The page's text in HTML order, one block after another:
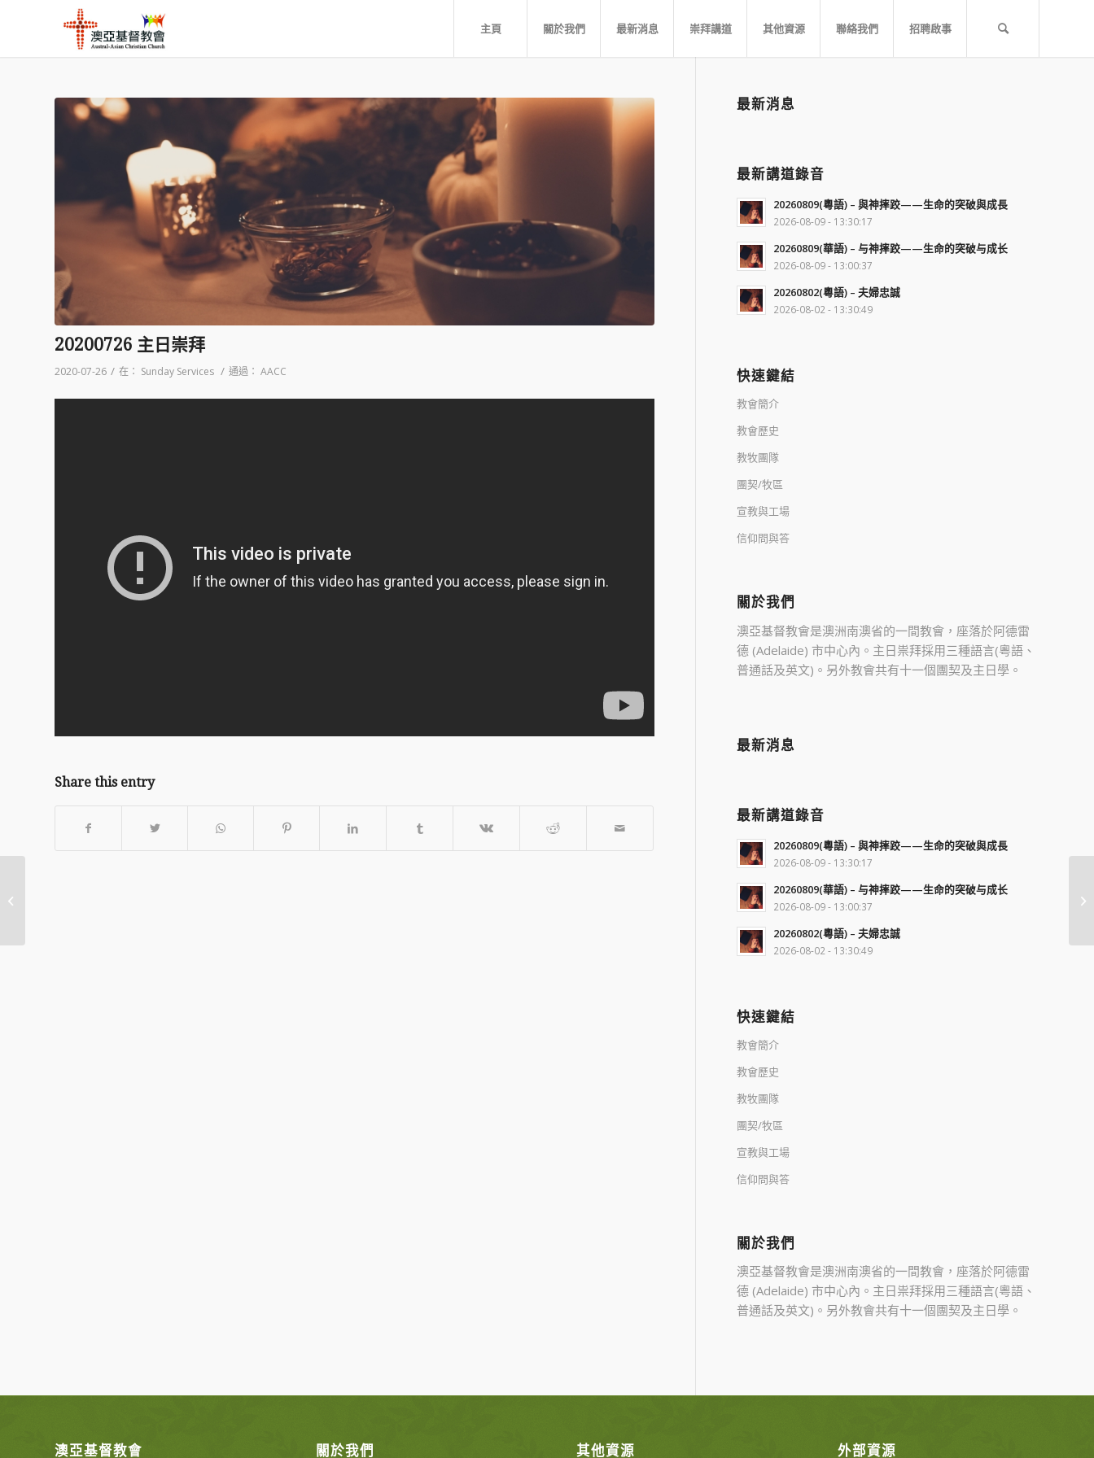
主頁 關於我們 最新消息 崇拜講道 其他資源 聯絡我們 招聘啟事
20200726 主日崇拜
2020-07-26 / 在： Sunday Services / 通過： AACC
Share this entry
最新消息
最新講道錄音
20260809(粵語) – 與神摔跤——生命的突破與成長
2026-08-09 - 13:30:17
20260809(華語) – 与神摔跤——生命的突破与成长
2026-08-09 - 13:00:37
20260802(粵語) – 夫婦忠誠
2026-08-02 - 13:30:49
快速鍵結
教會簡介
教會歷史
教牧團隊
團契/牧區
宣教與工場
信仰問與答
關於我們
澳亞基督教會是澳洲南澳省的一間教會，座落於阿德雷
德 (Adelaide) 市中心內。主日祟拜採用三種語言(粵語、
普通話及英文)。另外教會共有十一個團契及主日學。
最新消息
最新講道錄音
20260809(粵語) – 與神摔跤——生命的突破與成長
2026-08-09 - 13:30:17
20260809(華語) – 与神摔跤——生命的突破与成长
2026-08-09 - 13:00:37
20260802(粵語) – 夫婦忠誠
2026-08-02 - 13:30:49
快速鍵結
教會簡介
教會歷史
教牧團隊
團契/牧區
宣教與工場
信仰問與答
關於我們
澳亞基督教會是澳洲南澳省的一間教會，座落於阿德雷
德 (Adelaide) 市中心內。主日祟拜採用三種語言(粵語、
普通話及英文)。另外教會共有十一個團契及主日學。
澳亞基督教會 關於我們 其他資源 外部資源